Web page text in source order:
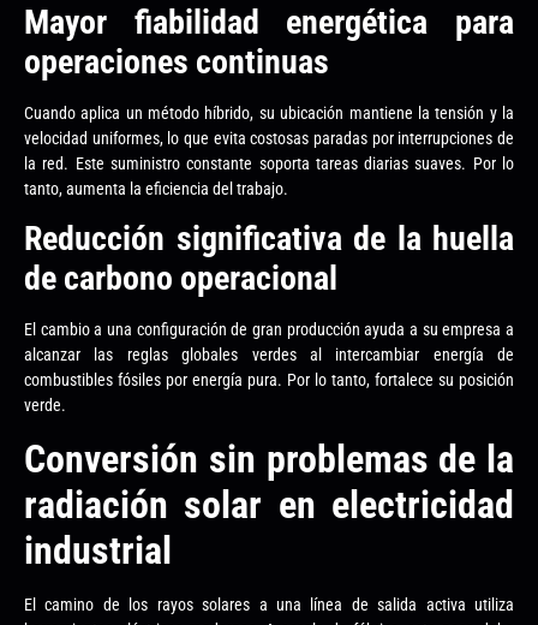
Mayor fiabilidad energética para
operaciones continuas
Cuando aplica un método híbrido, su ubicación mantiene la tensión y la
velocidad uniformes, lo que evita costosas paradas por interrupciones de
la red. Este suministro constante soporta tareas diarias suaves. Por lo
tanto, aumenta la eficiencia del trabajo.
Reducción significativa de la huella
de carbono operacional
El cambio a una configuración de gran producción ayuda a su empresa a
alcanzar las reglas globales verdes al intercambiar energía de
combustibles fósiles por energía pura. Por lo tanto, fortalece su posición
verde.
Conversión sin problemas de la
radiación solar en electricidad
industrial
El camino de los rayos solares a una línea de salida activa utiliza